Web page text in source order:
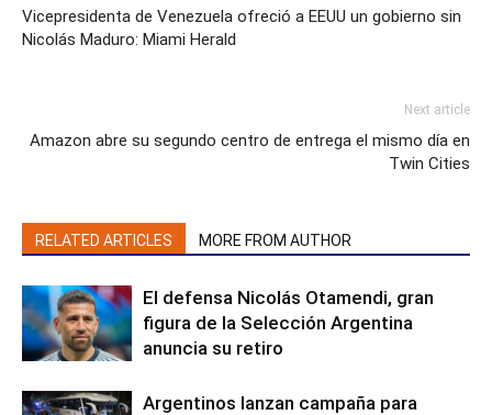
Vicepresidenta de Venezuela ofreció a EEUU un gobierno sin
Nicolás Maduro: Miami Herald
Next article
Amazon abre su segundo centro de entrega el mismo día en
Twin Cities
RELATED ARTICLES MORE FROM AUTHOR
El defensa Nicolás Otamendi, gran
figura de la Selección Argentina
anuncia su retiro
Argentinos lanzan campaña para